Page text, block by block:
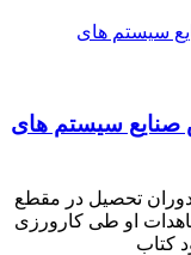
صنایع سیستم های
تحصیل در مقطع
او طی کارورزی
کتاب